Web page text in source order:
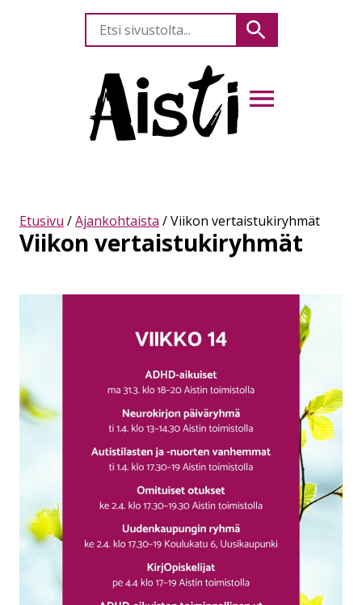
Etsi
sivustolta
Etusivu /Ajankohtaista /Viikon vertaistukiryhmät
Viikon vertaistukiryhmät